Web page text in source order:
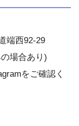
端西92-29
場合あり)
をご確認く